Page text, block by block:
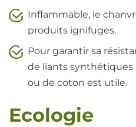
Inflammable, le
produits ignifuges.
Pour garantir sa
de liants synthétiques
ou de coton est utile.
Ecologie